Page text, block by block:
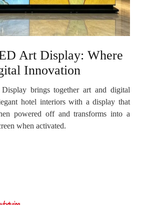
Art Display: Where
Innovation
brings together art and digital
hotel interiors with a display that
powered off and transforms into a
when activated.